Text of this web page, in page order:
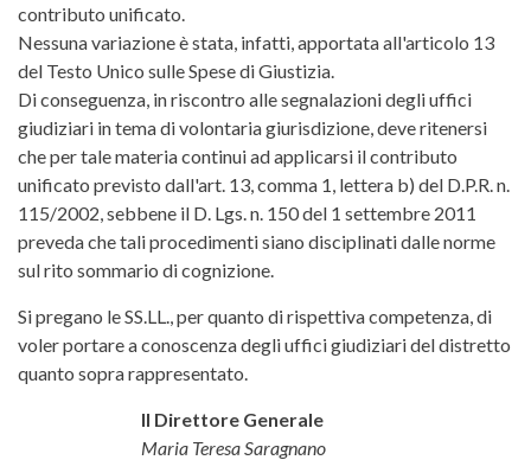
contributo unificato.
Nessuna variazione è stata, infatti, apportata all'articolo 13
del Testo Unico sulle Spese di Giustizia.
Di conseguenza, in riscontro alle segnalazioni degli uffici
giudiziari in tema di volontaria giurisdizione, deve ritenersi
che per tale materia continui ad applicarsi il contributo
unificato previsto dall'art. 13, comma 1, lettera b) del D.P.R. n.
115/2002, sebbene il D. Lgs. n. 150 del 1 settembre 2011
preveda che tali procedimenti siano disciplinati dalle norme
sul rito sommario di cognizione.
Si pregano le SS.LL., per quanto di rispettiva competenza, di
voler portare a conoscenza degli uffici giudiziari del distretto
quanto sopra rappresentato.
Il Direttore Generale
Maria Teresa Saragnano